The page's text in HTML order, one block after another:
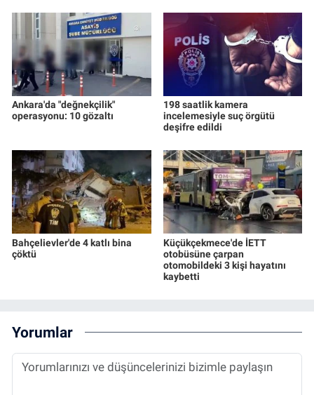
Ankara'da "değnekçilik"
operasyonu: 10 gözaltı
198 saatlik kamera
incelemesiyle suç örgütü
deşifre edildi
Bahçelievler'de 4 katlı bina
çöktü
Küçükçekmece'de İETT
otobüsüne çarpan
otomobildeki 3 kişi hayatını
kaybetti
Yorumlar